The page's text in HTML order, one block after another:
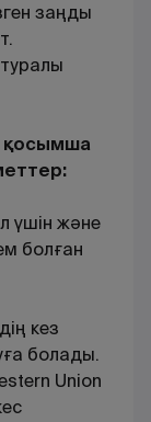
заңды
қосымша
үшін және
болған
кез
болады.
Union